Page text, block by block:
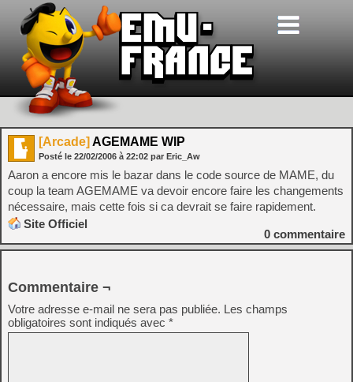
[Arcade] AGEMAME WIP
Posté le 22/02/2006 à 22:02 par Eric_Aw
Aaron a encore mis le bazar dans le code source de MAME, du
coup la team AGEMAME va devoir encore faire les changements
nécessaire, mais cette fois si ca devrait se faire rapidement.
Site Officiel
0 commentaire
Commentaire ¬
Votre adresse e-mail ne sera pas publiée. Les champs
obligatoires sont indiqués avec *